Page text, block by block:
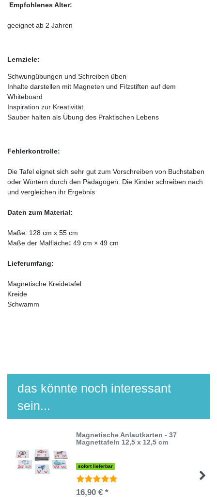
Empfohlenes Alter:
geeignet ab 2 Jahren
Lernziele:
Schwungübungen und Schreiben üben
Inhalte darstellen mit Magneten und Filzstiften auf dem
Whiteboard
Inspiration zur Kreativität
Sauber halten als Übung des Praktischen Lebens
Fehlerkontrolle:
Die Tafel eignet sich sehr gut zum Vorschreiben von Buchstaben
oder Wörtern durch den Pädagogen. Die Kinder schreiben nach
und vergleichen ihr Ergebnis
Daten zum Material:
Maße: 128 cm x 55 cm
Maße der Malfläche: 49 cm × 49 cm
Lieferumfang:
Magnetische Kreidetafel
Kreide
Schwamm
das könnte noch interessant
sein...
Magnetische Anlautkarten - 37
Magnettafeln 12,5 x 12,5 cm
sofort lieferbar
16,90 € *